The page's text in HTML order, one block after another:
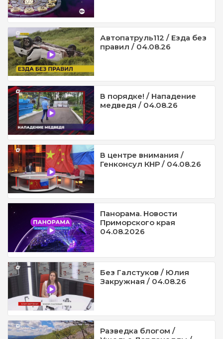
Автопатруль112 / Езда без
правил / 04.08.26
В порядке! / Нападение
медведя / 04.08.26
В центре внимания /
Генконсул КНР / 04.08.26
Панорама. Новости
Приморского края
04.08.2026
Без Галстуков / Юлия
Закружная / 04.08.26
Разведка блогом /